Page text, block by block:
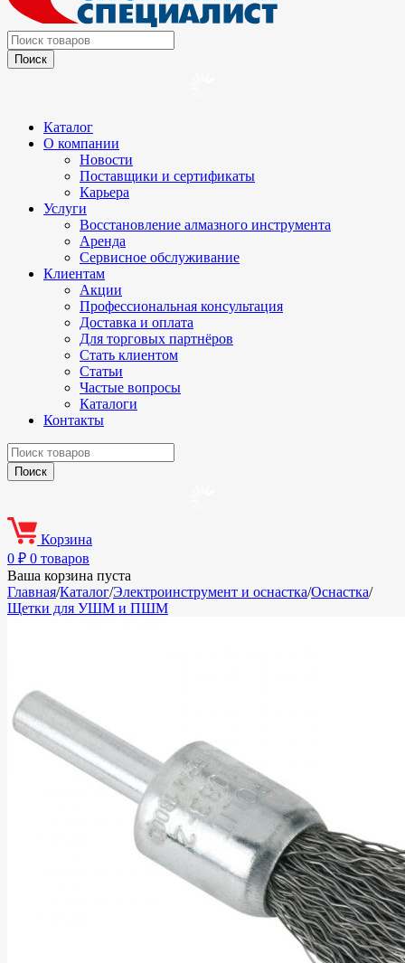
Каталог
О компании
Новости
Поставщики и сертификаты
Карьера
Услуги
Восстановление алмазного инструмента
Аренда
Сервисное обслуживание
Клиентам
Акции
Профессиональная консультация
Доставка и оплата
Для торговых партнёров
Стать клиентом
Статьи
Частые вопросы
Каталоги
Контакты
Корзина
0 ₽ 0 товаров
Ваша корзина пуста
Главная/Каталог/Электроинструмент и оснастка/Оснастка/
Щетки для УШМ и ПШМ